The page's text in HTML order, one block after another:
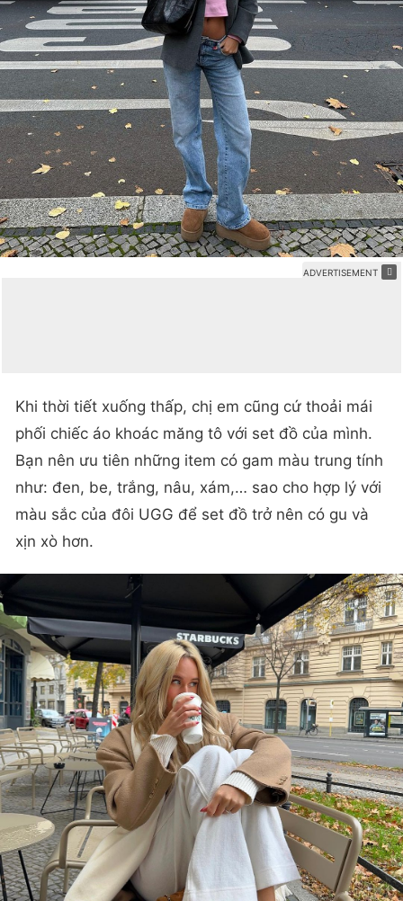
Khi thời tiết xuống thấp, chị em cũng cứ thoải mái
phối chiếc áo khoác măng tô với set đồ của mình.
Bạn nên ưu tiên những item có gam màu trung tính
như: đen, be, trắng, nâu, xám,… sao cho hợp lý với
màu sắc của đôi UGG để set đồ trở nên có gu và
xịn xò hơn.